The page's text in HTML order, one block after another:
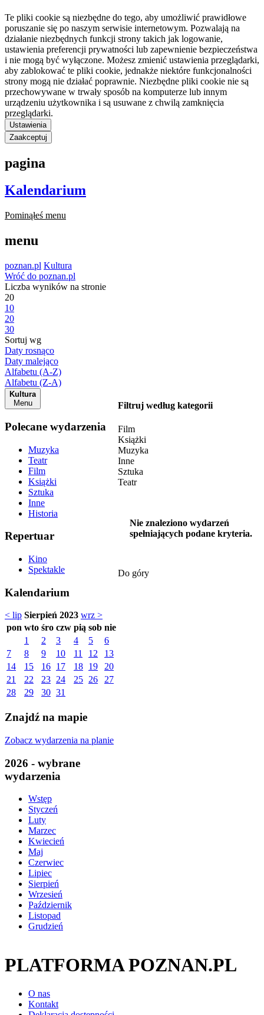
Te pliki cookie są niezbędne do tego, aby umożliwić prawidłowe
poruszanie się po naszym serwisie internetowym. Pozwalają na
działanie niezbędnych funkcji strony takich jak logowanie,
ustawienia preferencji prywatności lub zapewnienie bezpieczeństwa
i nie mogą być wyłączone. Możesz zmienić ustawienia przeglądarki,
aby zablokować te pliki cookie, jednakże niektóre funkcjonalności
strony mogą nie działać poprawnie. Niezbędne pliki cookie nie są
przechowywane w trwały sposób na komputerze lub innym
urządzeniu użytkownika i są usuwane z chwilą zamknięcia
przeglądarki.
Ustawienia
Zaakceptuj
pagina
Kalendarium
Pominąłeś menu
menu
poznan.pl Kultura
Wróć do poznan.pl
Liczba wyników na stronie
20
10
20
30
Sortuj wg
Daty rosnąco
Daty malejąco
Alfabetu (A-Z)
Alfabetu (Z-A)
Kultura
Menu
Polecane wydarzenia
Muzyka
Teatr
Film
Książki
Sztuka
Inne
Historia
Repertuar
Kino
Spektakle
Kalendarium
< lip Sierpień 2023 wrz >
pon wto śro czw pią sob nie
1
2 3 4 5
6
7
8 9 10 11 12
13
14
15 16 17 18 19
20
21
22 23 24 25 26
27
28
29 30 31
Znajdź na mapie
Zobacz wydarzenia na planie
2026 - wybrane
wydarzenia
Wstęp
Styczeń
Luty
Marzec
Kwiecień
Maj
Czerwiec
Lipiec
Sierpień
Wrzesień
Październik
Listopad
Grudzień
Filtruj według kategorii
Film
Książki
Muzyka
Inne
Sztuka
Teatr
Nie znaleziono wydarzeń
spełniających podane kryteria.
Do góry
PLATFORMA POZNAN.PL
O nas
Kontakt